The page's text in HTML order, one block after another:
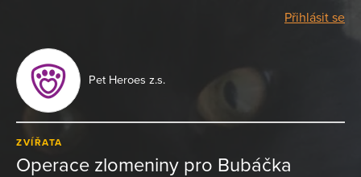
Přihlásit se
Pet Heroes z.s.
ZVÍŘATA
Operace zlomeniny pro Bubáčka